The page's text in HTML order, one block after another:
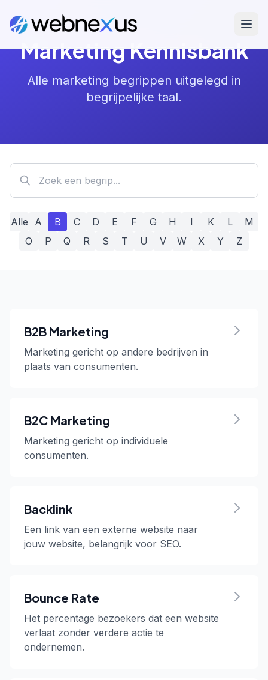
Marketing Kennisbank
Alle marketing begrippen uitgelegd in
begrijpelijke taal.
Alle A B C D E F G H I K L
M
O
P Q R S T U V W X Y Z
B2B Marketing
Marketing gericht op andere bedrijven in
plaats van consumenten.
B2C Marketing
Marketing gericht op individuele
consumenten.
Backlink
Een link van een externe website naar
jouw website, belangrijk voor SEO.
Bounce Rate
Het percentage bezoekers dat een website
verlaat zonder verdere actie te
ondernemen.